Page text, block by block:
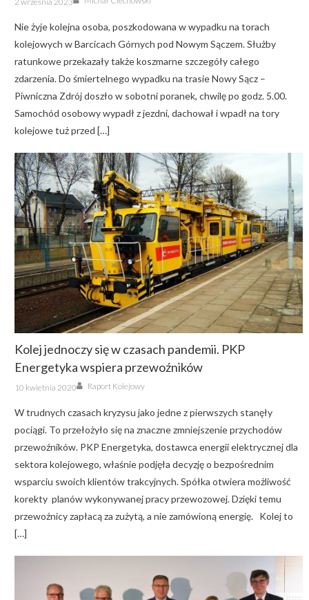
on
Nie żyje kolejna osoba, poszkodowana w wypadku na torach
kolejowych w Barcicach Górnych pod Nowym Sączem. Służby
ratunkowe przekazały także koszmarne szczegóły całego
zdarzenia. Do śmiertelnego wypadku na trasie Nowy Sącz –
Piwniczna Zdrój doszło w sobotni poranek, chwilę po godz. 5.00.
Samochód osobowy wypadł z jezdni, dachował i wpadł na tory
kolejowe tuż przed […]
Kolej jednoczy się w czasach pandemii. PKP
Energetyka wspiera przewoźników
Posted
on
10 kwietnia 2020 Author
Raport Kolejowy
W trudnych czasach kryzysu jako jedne z pierwszych stanęły
pociągi. To przełożyło się na znaczne zmniejszenie przychodów
przewoźników. PKP Energetyka, dostawca energii elektrycznej dla
sektora kolejowego, właśnie podjęła decyzję o bezpośrednim
wsparciu swoich klientów trakcyjnych. Spółka otwiera możliwość
korekty planów wykonywanej pracy przewozowej. Dzięki temu
przewoźnicy zapłacą za zużytą, a nie zamówioną energię. Kolej to
[…]